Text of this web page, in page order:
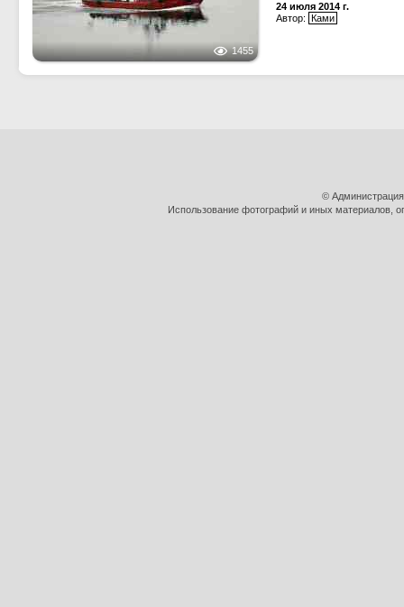
1455
24 июля 2014 г.
Автор: Ками
©
Использование фотографий и иных материалов,